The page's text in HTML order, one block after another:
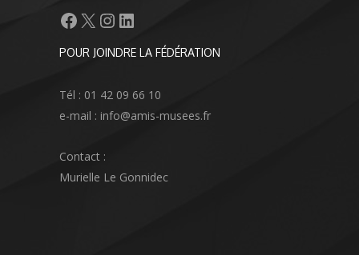
Facebook
X Instagram
LinkedIn
POUR JOINDRE LA FÉDÉRATION
Tél : 01 42 09 66 10
e-mail : info@amis-musees.fr
Contact :
Murielle Le Gonnidec